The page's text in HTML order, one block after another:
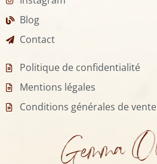
Blog
Contact
Politique de confidentialité
Mentions légales
Conditions générales de vente